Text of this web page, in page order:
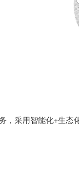
，采用智能化+生态